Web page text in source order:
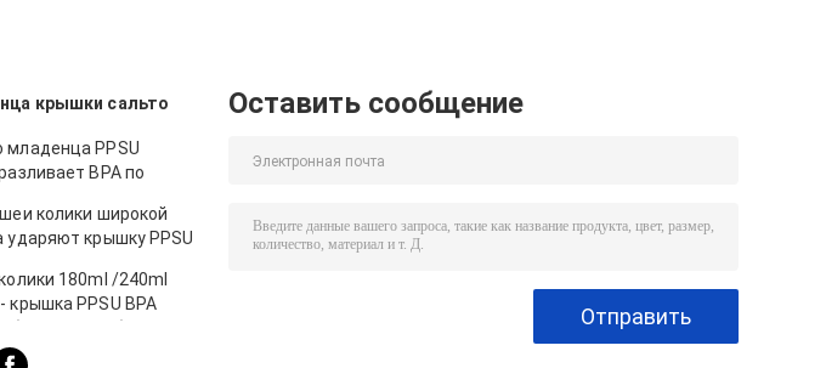
крышки сальто
младенца PPSU
BPA по
колики широкой
ударяют крышку PPSU
180ml /240ml
крышка PPSU BPA
Оставить сообщение